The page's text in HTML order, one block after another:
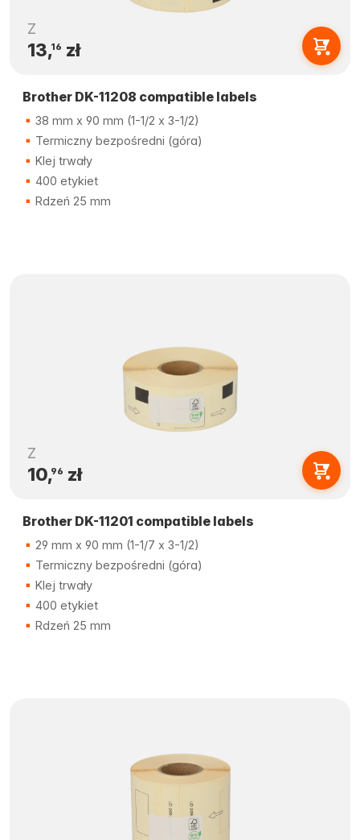
Z
13,16 zł
Brother DK-11208 compatible labels
38 mm x 90 mm (1-1/2 x 3-1/2)
Termiczny bezpośredni (góra)
Klej trwały
400 etykiet
Rdzeń 25 mm
Z
10,96 zł
Brother DK-11201 compatible labels
29 mm x 90 mm (1-1/7 x 3-1/2)
Termiczny bezpośredni (góra)
Klej trwały
400 etykiet
Rdzeń 25 mm